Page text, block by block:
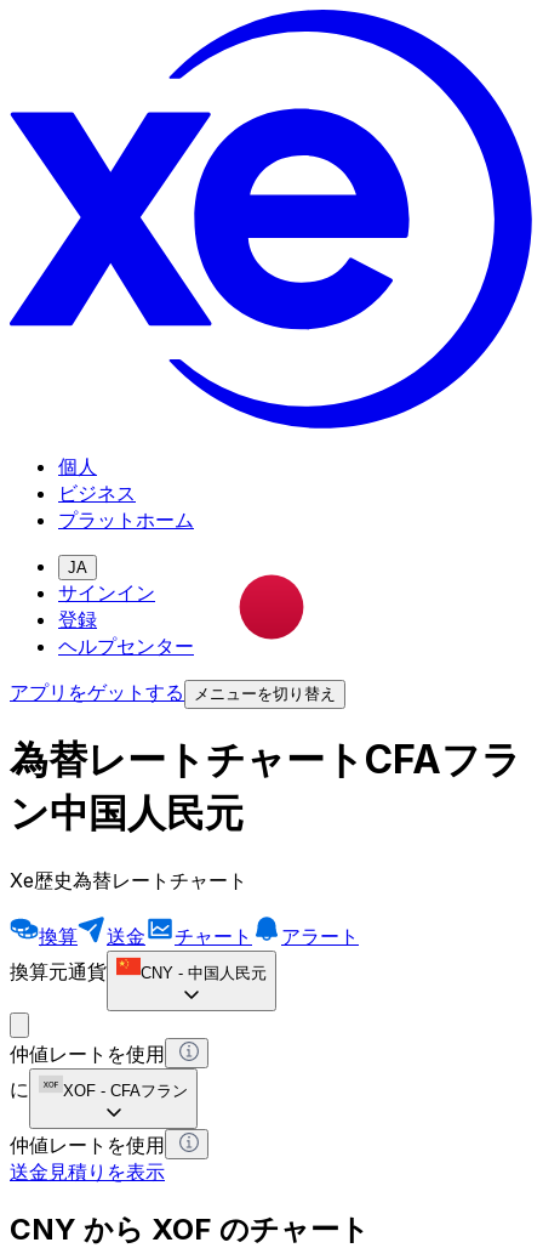
個人
ビジネス
プラットホーム
JA
サインイン
登録
ヘルプセンター
アプリをゲットする
メニューを切り替え
為替レートチャートCFAフラ
ン中国人民元
Xe歴史為替レートチャート
換算 送金 チャート
アラート
換算元通貨
CNY - 中国人民元
仲値レートを使用
に
XOF - CFAフラン
仲値レートを使用
送金見積りを表示
CNY から XOF のチャート